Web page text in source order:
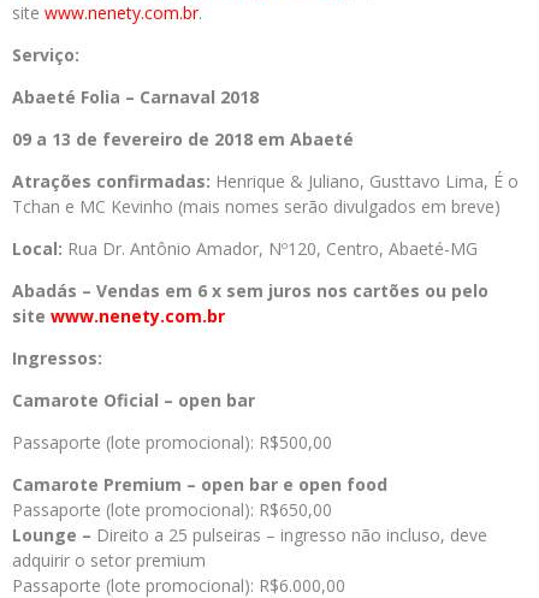
site www.nenety.com.br.
Serviço:
Abaeté Folia – Carnaval 2018
09 a 13 de fevereiro de 2018 em Abaeté
Atrações confirmadas: Henrique & Juliano, Gusttavo Lima, É o
Tchan e MC Kevinho (mais nomes serão divulgados em breve)
Local: Rua Dr. Antônio Amador, Nº120, Centro, Abaeté-MG
Abadás – Vendas em 6 x sem juros nos cartões ou pelo
site www.nenety.com.br
Ingressos:
Camarote Oficial – open bar
Passaporte (lote promocional): R$500,00
Camarote Premium – open bar e open food
Passaporte (lote promocional): R$650,00
Lounge – Direito a 25 pulseiras – ingresso não incluso, deve
adquirir o setor premium
Passaporte (lote promocional): R$6.000,00